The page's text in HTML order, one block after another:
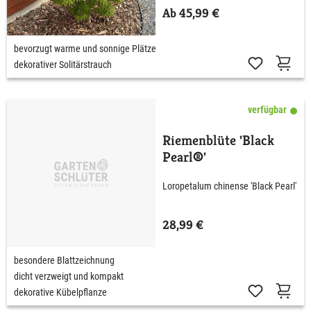
Ab 45,99 €
bevorzugt warme und sonnige Plätze
dekorativer Solitärstrauch
verfügbar
Riemenblüte 'Black
Pearl®'
Loropetalum chinense 'Black Pearl'
28,99 €
besondere Blattzeichnung
dicht verzweigt und kompakt
dekorative Kübelpflanze